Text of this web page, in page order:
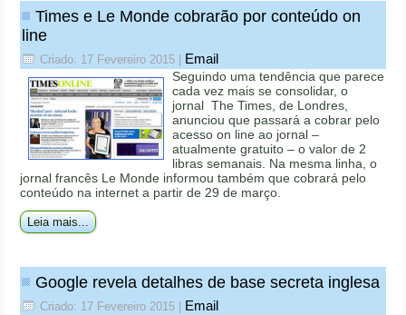
Times e Le Monde cobrarão por conteúdo on
line
Criado: 17 Fevereiro 2015 Email
Seguindo uma tendência que parece
cada vez mais se consolidar, o
jornal The Times, de Londres,
anunciou que passará a cobrar pelo
acesso on line ao jornal –
atualmente gratuito – o valor de 2
libras semanais. Na mesma linha, o
jornal francês Le Monde informou também que cobrará pelo
conteúdo na internet a partir de 29 de março.
Leia mais...
Google revela detalhes de base secreta inglesa
Criado: 17 Fevereiro 2015 Email